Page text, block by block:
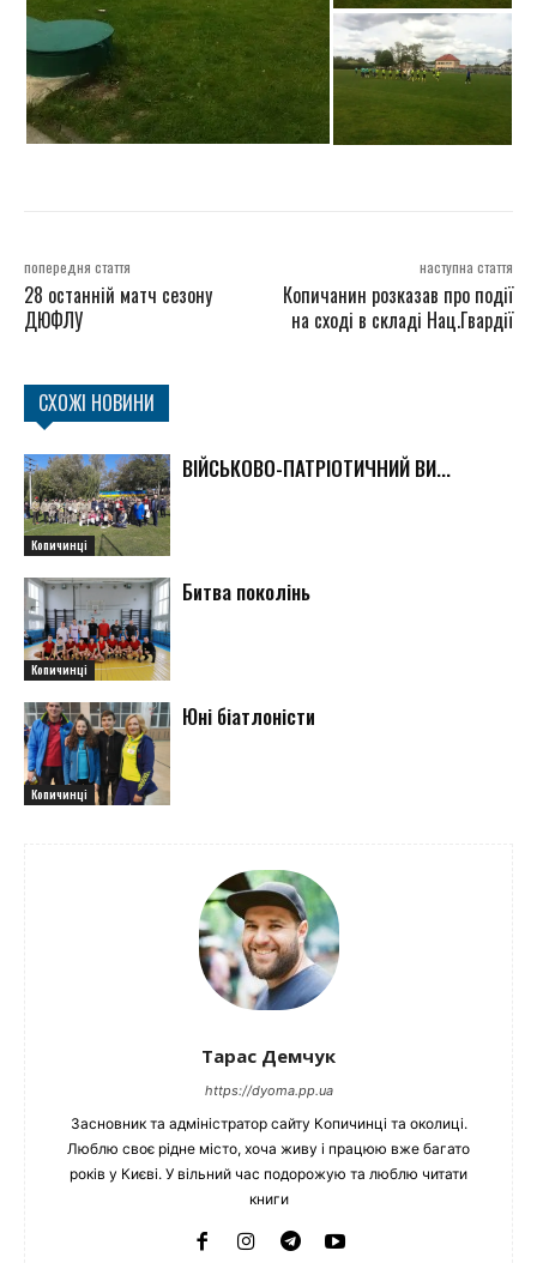
попередня стаття
28 останній матч сезону
ДЮФЛУ
наступна стаття
Копичанин розказав про події
на сході в складі Нац.Гвардії
СХОЖІ НОВИНИ
Копичинці
ВІЙСЬКОВО-ПАТРІОТИЧНИЙ ВИ...
Копичинці
Битва поколінь
Копичинці
Юні біатлоністи
Тарас Демчук
https://dyoma.pp.ua
Засновник та адміністратор сайту Копичинці та околиці.
Люблю своє рідне місто, хоча живу і працюю вже багато
років у Києві. У вільний час подорожую та люблю читати
книги